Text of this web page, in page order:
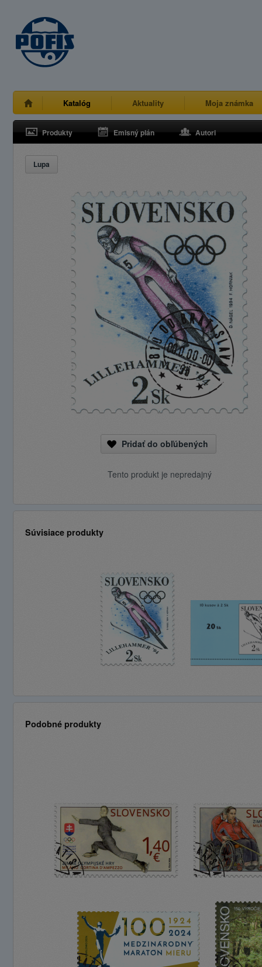
Katalóg Aktuality Moja známka
Produkty Emisný plán Autori
Lupa
Pridať do obľúbených
Tento produkt je nepredajný
Súvisiace produkty
Podobné produkty